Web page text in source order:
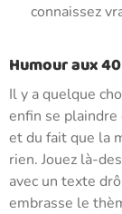
connaissez
Humour aux
Il y a quelque
enfin se
et du fait que la
rien. Jouez là-
avec un texte
embrasse le